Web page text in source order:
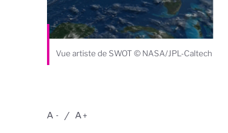
Vue artiste de SWOT © NASA/JPL-Caltech
-
A +
A